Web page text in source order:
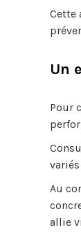
Cette
Un
Pour
Au
allie